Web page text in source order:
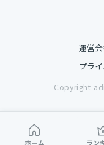
ホーム ラン
運営
プラ
Copyright